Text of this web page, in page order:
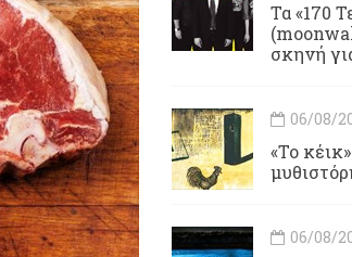
Τα «170
σκηνή
06/08/
«Το
06/08/